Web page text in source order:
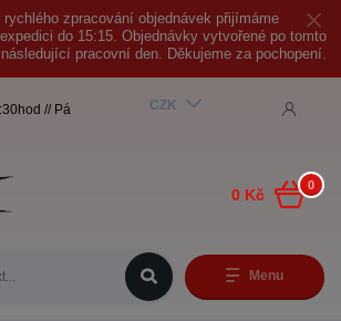
rychlého zpracování objednávek přijímáme
do 15:15. Objednávky vytvořené po tomto
pracovní den. Děkujeme za pochopení.
Menu
CZK
// Pá
0
0 Kč